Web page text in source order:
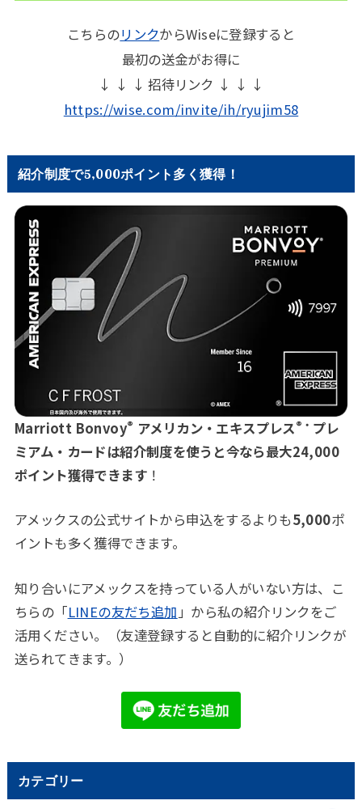
こちらのリンクからWiseに登録すると
最初の送金がお得に
↓ ↓ ↓ 招待リンク ↓ ↓ ↓
https://wise.com/invite/ih/ryujim58
紹介制度で5,000ポイント多く獲得！
Marriott Bonvoy® アメリカン・エキスプレス®・ プレ
ミアム・カードは紹介制度を使うと今なら最大24,000
ポイント獲得できます ！
アメックスの公式サイトから申込をするよりも5,000ポ
イントも多く獲得できます。
知り合いにアメックスを持っている人がいない方は、こ
ちらの「LINEの友だち追加」から私の紹介リンクをご
活用ください。（友達登録すると自動的に紹介リンクが
送られてきます。）
カテゴリー